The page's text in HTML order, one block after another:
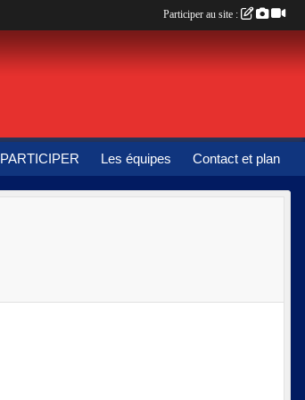
PARTICIPER Les équipes Contact et plan
Participer au site :